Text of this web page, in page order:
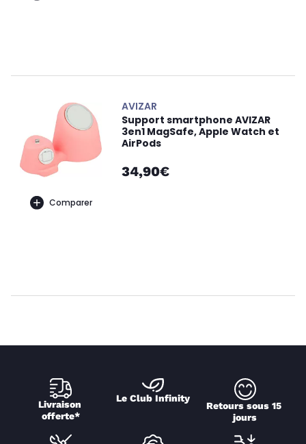
Comparer
AVIZAR
Support smartphone AVIZAR
3en1 MagSafe, Apple Watch et
AirPods
34,90€
Livraison
offerte*
Le Club Infinity
Retours sous 15
jours